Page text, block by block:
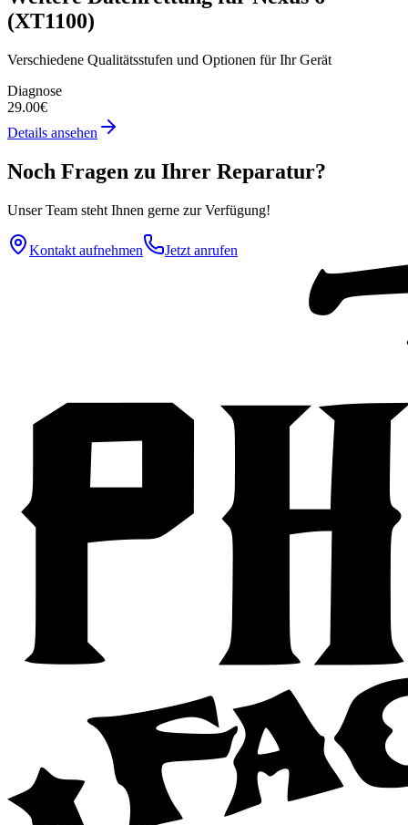
(XT1100)
Verschiedene Qualitätsstufen und Optionen für Ihr Gerät
Diagnose
29.00€
Details ansehen
Noch Fragen zu Ihrer Reparatur?
Unser Team steht Ihnen gerne zur Verfügung!
Kontakt aufnehmen Jetzt anrufen